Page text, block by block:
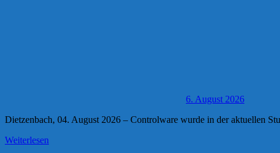
6. August 2026
Dietzenbach, 04. August 2026 – Controlware wurde in der aktuellen
Weiterlesen